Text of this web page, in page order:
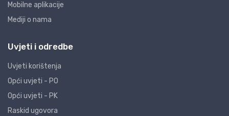
Mobilne aplikacije
Mediji o nama
Uvjeti i odredbe
Uvjeti korištenja
Opći uvjeti - PO
Opći uvjeti - PK
Raskid ugovora